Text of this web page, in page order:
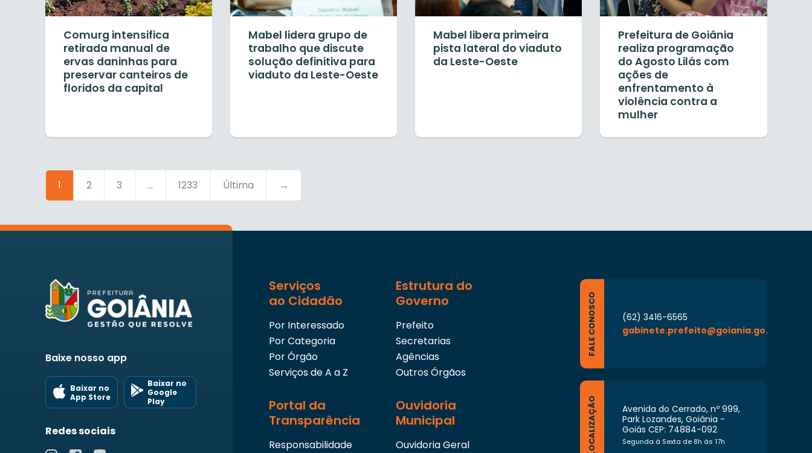
Comurg intensifica
retirada manual de
ervas daninhas para
preservar canteiros de
floridos da capital
Mabel lidera grupo de
trabalho que discute
solução definitiva para
viaduto da Leste-Oeste
Mabel libera primeira
pista lateral do viaduto
da Leste-Oeste
Prefeitura de Goiânia
realiza programação
do Agosto Lilás com
ações de
enfrentamento à
violência contra a
mulher
1 2 3 ... 1233 Última →
Baixe nosso app
Baixar no
App Store
Baixar no
Google
Play
Redes sociais
Serviços
ao Cidadão
Por Interessado
Por Categoria
Por Órgão
Serviços de A a Z
Estrutura do
Governo
Prefeito
Secretarias
Agências
Outros Órgãos
Portal da
Transparência
Responsabilidade
Ouvidoria
Municipal
Ouvidoria Geral
FALE CONOSCO
(62) 3416-6565
gabinete.prefeito@goiania.go.gov.br
LOCALIZAÇÃO
Avenida do Cerrado, nº 999,
Park Lozandes, Goiânia -
Goiás CEP: 74884-092
Segunda à Sexta de 8h às 17h